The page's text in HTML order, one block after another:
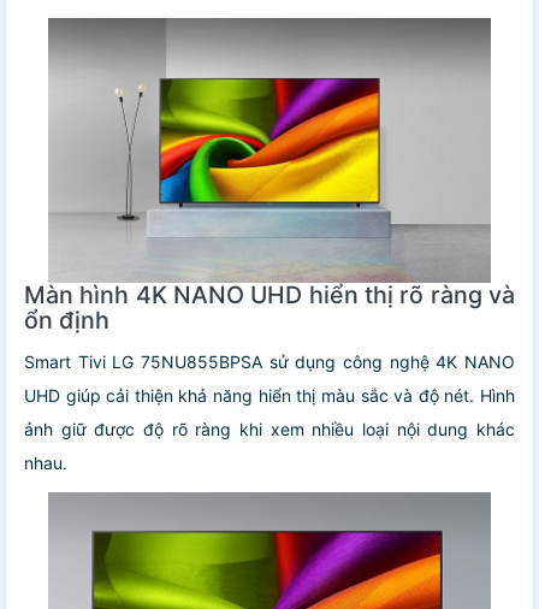
Màn hình 4K NANO UHD hiển thị rõ ràng và
ổn định
Smart Tivi LG 75NU855BPSA sử dụng công nghệ 4K NANO
UHD giúp cải thiện khả năng hiển thị màu sắc và độ nét. Hình
ảnh giữ được độ rõ ràng khi xem nhiều loại nội dung khác
nhau.